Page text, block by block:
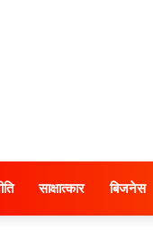
साक्षात्कार बिजनेस